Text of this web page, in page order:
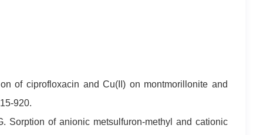
of ciprofloxacin and Cu(II) on montmorillonite and
920.
of anionic metsulfuron-methyl and cationic